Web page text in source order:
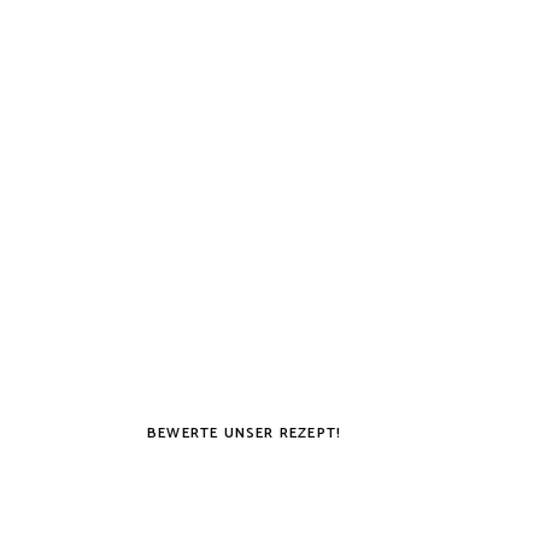
BEWERTE UNSER REZEPT!